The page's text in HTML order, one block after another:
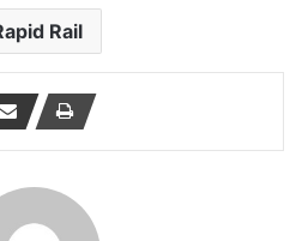
Rail